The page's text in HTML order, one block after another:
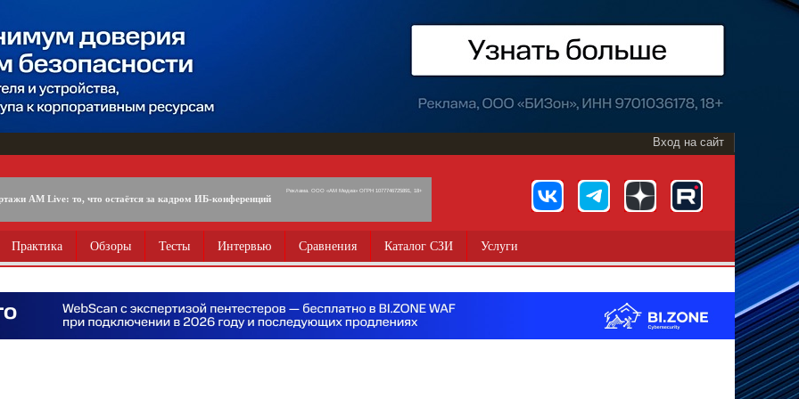
Вход на сайт
AM Live: то, что остаётся за кадром ИБ-конференций
Реклама. ООО «АМ Медиа» ОГРН 1077746725891, 18+
Практика Обзоры Тесты Интервью Сравнения Каталог СЗИ Услуги